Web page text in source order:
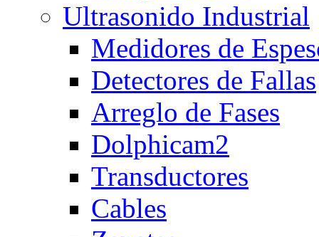
Ultrasonido Industrial
Medidores de
Detectores de Fallas
Arreglo de Fases
Dolphicam2
Transductores
Cables